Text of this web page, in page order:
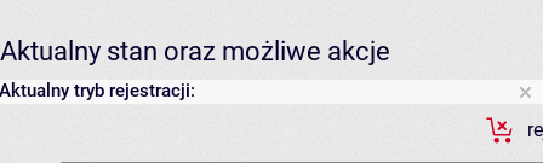
Aktualny stan oraz możliwe akcje
Aktualny tryb rejestracji: